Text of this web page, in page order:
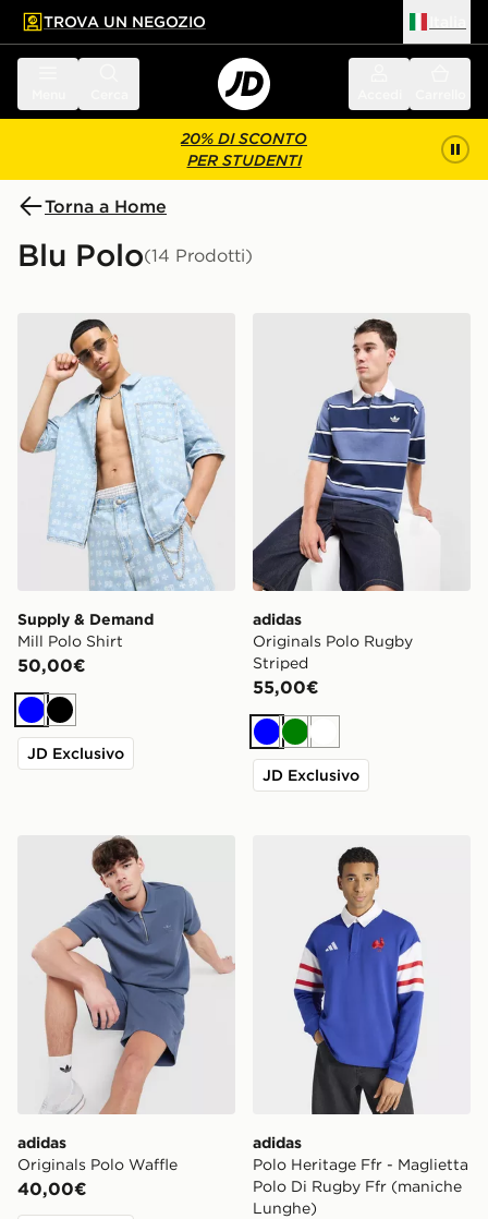
principale
a fondo pagina
TROVA UN NEGOZIO
20% DI SCONTO
PER STUDENTI
Torna a Home
Blu Polo(14 Prodotti)
Supply & Demand Mill Polo Shirt
Supply & Demand
Mill Polo Shirt
50,00€
BluNero
JD Exclusivo
adidas Originals Polo
adidas
Originals Polo Rugby
Striped
55,00€
BluVerdeBianco
JD Exclusivo
adidas Originals Polo Waffle
adidas
Originals Polo Waffle
40,00€
adidas Polo Heritage Ffr
adidas
Polo Heritage Ffr - Maglietta
Polo Di Rugby Ffr (maniche
Lunghe)